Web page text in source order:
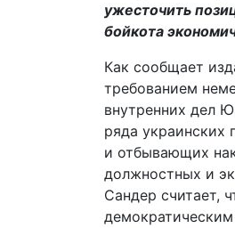
ужесточить
бойкота
Как сообщает
требованием
внутренних дел
ряда
и отбывающих
должностных и
Сандер считает,